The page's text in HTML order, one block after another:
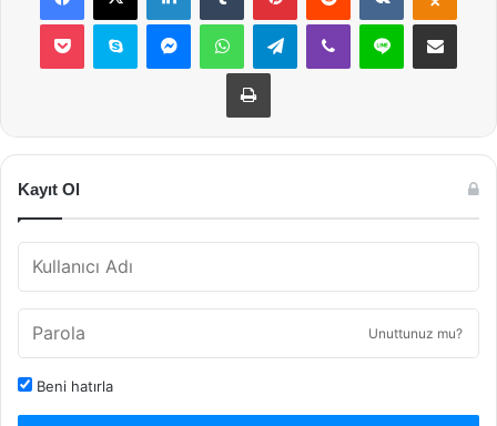
Pocket Skype MessengerWhatsAppTelegramViber Line E-Posta ile
Yazdır
Kayıt Ol
Unuttunuz mu?
Beni hatırla